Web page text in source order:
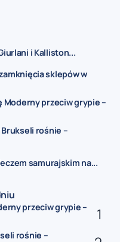
i Kalliston...
sklepów w
Moderny przeciw grypie –
rośnie –
samurajskim na...
przeciw grypie –
rośnie –